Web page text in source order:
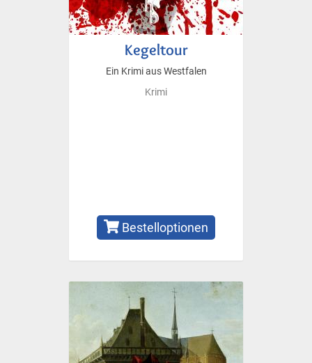
Kegeltour
Ein Krimi aus Westfalen
Krimi
Bestelloptionen